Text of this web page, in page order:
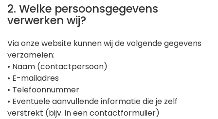
2. Welke persoonsgegevens
verwerken wij?
Via onze website kunnen wij de volgende gegevens
verzamelen:
• Naam (contactpersoon)
• E-mailadres
• Telefoonnummer
• Eventuele aanvullende informatie die je zelf
verstrekt (bijv. in een contactformulier)